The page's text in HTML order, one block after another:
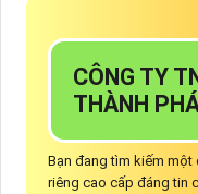
CÔNG TY
THÀNH
Bạn đang tìm kiếm một
riêng cao cấp đáng tin